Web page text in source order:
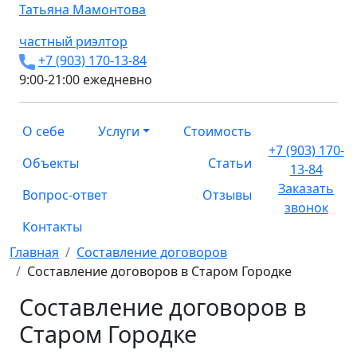
Татьяна Мамонтова
частный риэлтор
+7 (903) 170-13-84
9:00-21:00 ежедневно
О себе Услуги
Стоимость
Объекты
Статьи
Вопрос-ответ
Отзывы
Контакты
+7 (903) 170-
13-84
Заказать
звонок
Главная
Составление договоров
Составление договоров в Старом Городке
Составление договоров в
Старом Городке